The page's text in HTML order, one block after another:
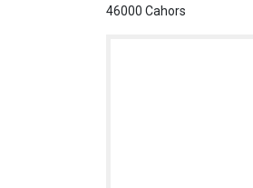
46000 Cahors